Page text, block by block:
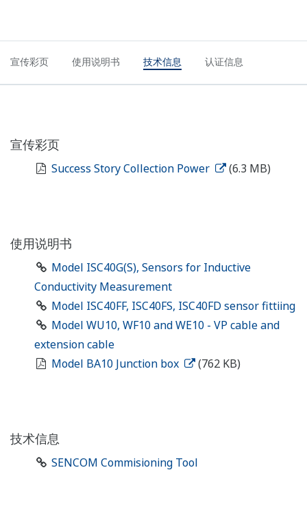
宣传彩页 使用说明书 技术信息 认证信息
宣传彩页
Success Story Collection Power (6.3 MB)
使用说明书
Model ISC40G(S), Sensors for Inductive
Conductivity Measurement
Model ISC40FF, ISC40FS, ISC40FD sensor fittiing
Model WU10, WF10 and WE10 - VP cable and
extension cable
Model BA10 Junction box
(762 KB)
技术信息
SENCOM Commisioning Tool